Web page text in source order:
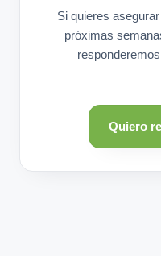
Si quieres
próximas
Quiero